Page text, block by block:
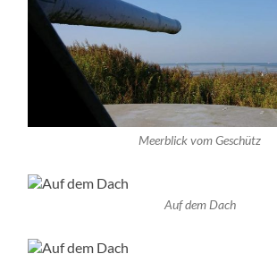
Meerblick vom Geschütz
Auf dem Dach